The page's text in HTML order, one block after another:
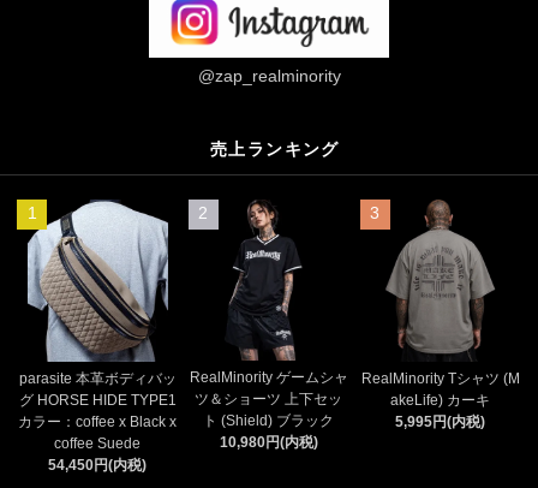
@zap_realminority
売上ランキング
1
parasite 本革ボディバッ
グ HORSE HIDE TYPE1
カラー：coffee x Black x
coffee Suede
54,450円(内税)
2
RealMinority ゲームシャ
ツ＆ショーツ 上下セッ
ト (Shield) ブラック
10,980円(内税)
3
RealMinority Tシャツ (M
akeLife) カーキ
5,995円(内税)